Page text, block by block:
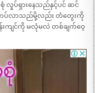
စုံ လှုပ်ရှားနေသည်နှင့်ပင် ဆင်
က်ကပ်လာသည်မို့လည်း တံတွေးကို
န်းကျင်ကို မလုံမလဲ တစ်ချက်ဝေ့